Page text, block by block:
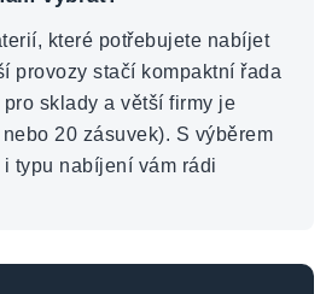
které potřebujete nabíjet
provozy stačí kompaktní řada
sklady a větší firmy je
20 zásuvek). S výběrem
typu nabíjení vám rádi